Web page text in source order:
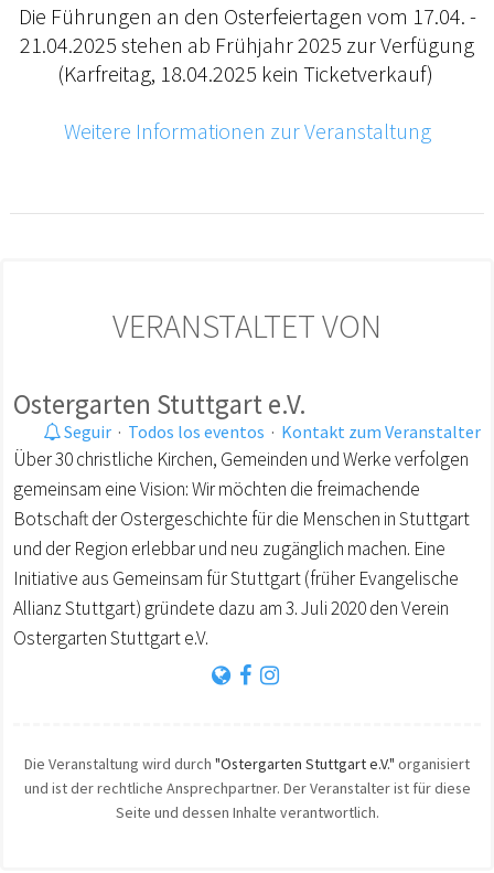
Die Führungen an den Osterfeiertagen vom 17.04. -
21.04.2025 stehen ab Frühjahr 2025 zur Verfügung
(Karfreitag, 18.04.2025 kein Ticketverkauf)
Weitere Informationen zur Veranstaltung
VERANSTALTET VON
Ostergarten Stuttgart e.V.
Seguir · Todos los eventos · Kontakt zum Veranstalter
Über 30 christliche Kirchen, Gemeinden und Werke verfolgen
gemeinsam eine Vision: Wir möchten die freimachende
Botschaft der Ostergeschichte für die Menschen in Stuttgart
und der Region erlebbar und neu zugänglich machen. Eine
Initiative aus Gemeinsam für Stuttgart (früher Evangelische
Allianz Stuttgart) gründete dazu am 3. Juli 2020 den Verein
Ostergarten Stuttgart e.V.
Die Veranstaltung wird durch "Ostergarten Stuttgart e.V." organisiert
und ist der rechtliche Ansprechpartner. Der Veranstalter ist für diese
Seite und dessen Inhalte verantwortlich.